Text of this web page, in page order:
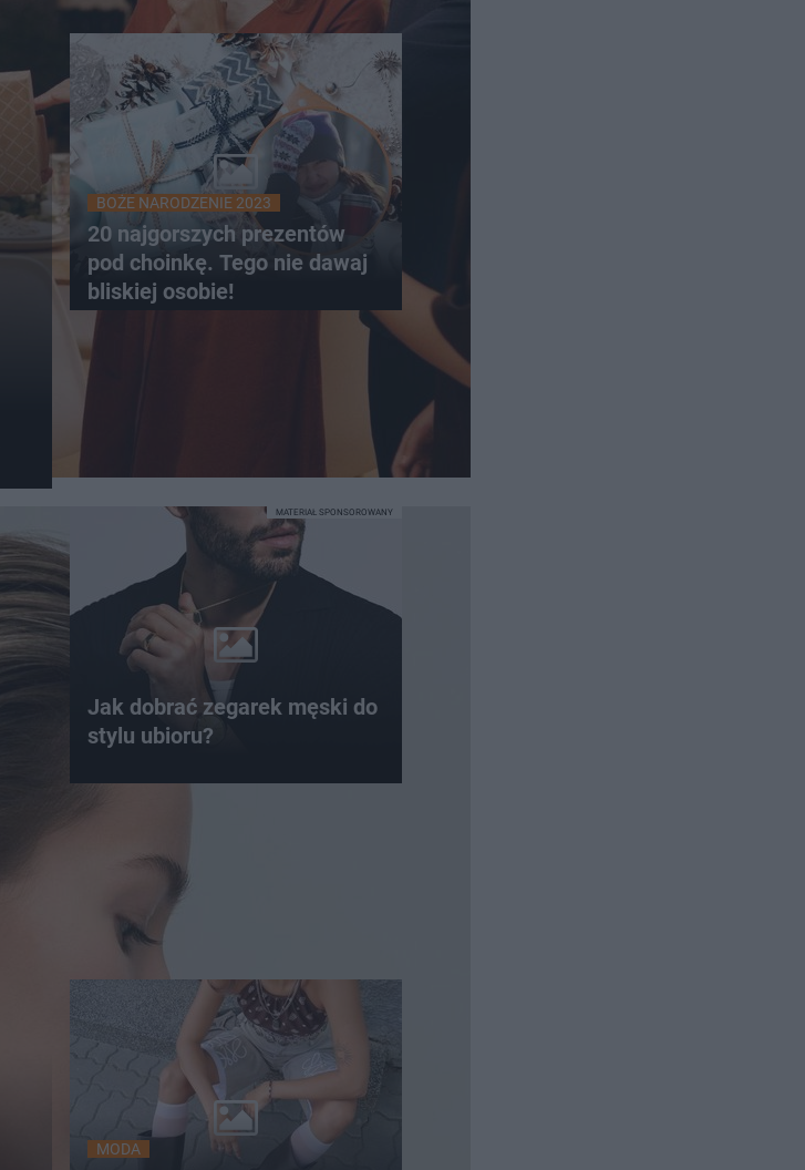
BOŻE NARODZENIE 2023
20 najgorszych prezentów
pod choinkę. Tego nie dawaj
bliskiej osobie!
Jak dobrać zegarek męski do
stylu ubioru?
MATERIAŁ SPONSOROWANY
MODA